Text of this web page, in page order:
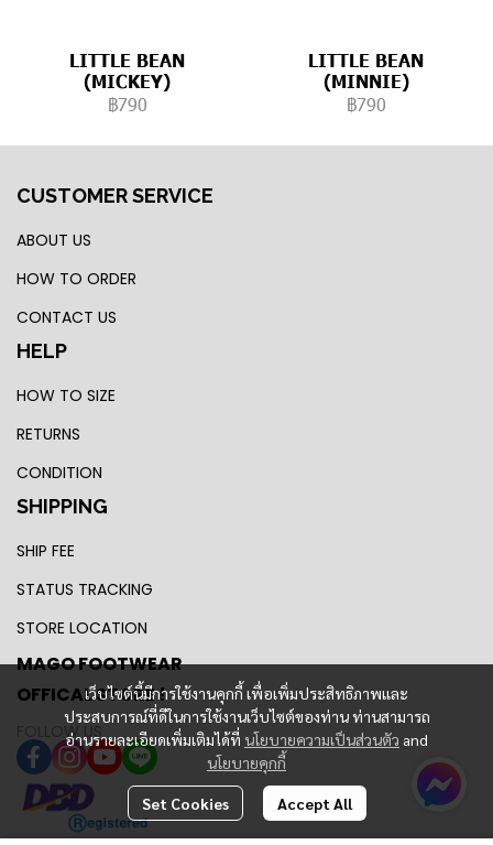
LITTLE BEAN
(MICKEY)
฿790
LITTLE BEAN
(MINNIE)
฿790
เว็บไซต์นี้มีการใช้งานคุกกี้ เพื่อเพิ่มประสิทธิภาพและ
ประสบการณ์ที่ดีในการใช้งานเว็บไซต์ของท่าน ท่านสามารถ
อ่านรายละเอียดเพิ่มเติมได้ที่ นโยบายความเป็นส่วนตัว and
นโยบายคุกกี้
Set Cookies Accept All
CUSTOMER SERVICE
ABOUT US
HOW TO ORDER
CONTACT US
HELP
HOW TO SIZE
RETURNS
CONDITION
SHIPPING
SHIP FEE
STATUS TRACKING
STORE LOCATION
MAGO FOOTWEAR
OFFICAL STORE !
FOLLOW US